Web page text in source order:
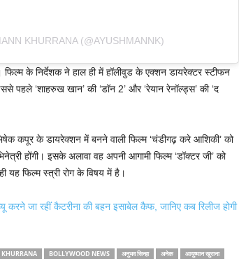
KHURRANA (@AYUSHMANNK)
के निर्देशक ने हाल ही में हॉलीवुड के एक्शन डायरेक्टर स्टीफन
पहले ‘शाहरुख खान’ की ‘डॉन 2’ और ‘रेयान रेनॉल्ड्स’ की ‘द
कपूर के डायरेक्शन में बनने वाली फिल्म ‘चंडीगढ़ करे आशिकी’ को
होंगी। इसके अलावा वह अपनी आगामी फिल्म ‘डॉक्टर जी’ को
यह फिल्म स्त्री रोग के विषय में है।
जा रहीं कैटरीना की बहन इसाबेल कैफ, जानिए कब रिलीज होगी
BOLLYWOOD NEWS अनुभव सिन्हा अनेक
आयुष्मान खुराना